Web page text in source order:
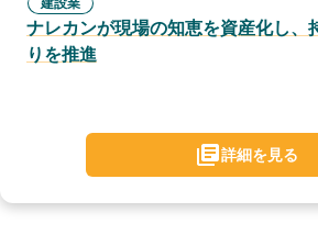
建設業
ナレカンが現場の知恵を資産化し、
りを推進
詳細を見る